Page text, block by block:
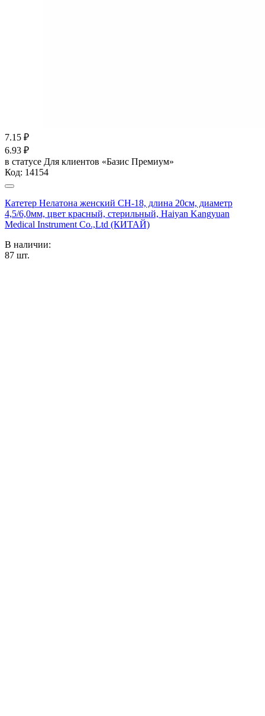
7.15 ₽
6.93 ₽
в статусе Для клиентов «Базис Премиум»
Код: 14154
Катетер Нелатона женский CH-18, длина 20см, диаметр
4,5/6,0мм, цвет красный, стерильный, Haiyan Kangyuan
Medical Instrument Co.,Ltd (КИТАЙ)
В наличии:
87 шт.